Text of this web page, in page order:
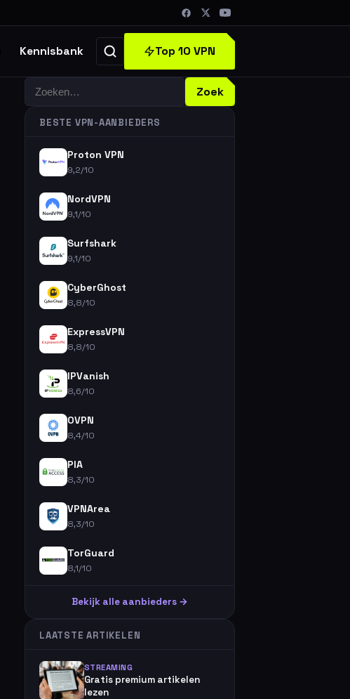
Kennisbank Top 10 VPN
Zoeken Zoek
BESTE VPN-AANBIEDERS
Proton VPN
9,2/10
NordVPN
9,1/10
Surfshark
9,1/10
CyberGhost
8,8/10
ExpressVPN
8,8/10
IPVanish
8,6/10
OVPN
8,4/10
PIA
8,3/10
VPNArea
8,3/10
TorGuard
8,1/10
Bekijk alle aanbieders →
LAATSTE ARTIKELEN
STREAMING
Gratis premium artikelen
lezen